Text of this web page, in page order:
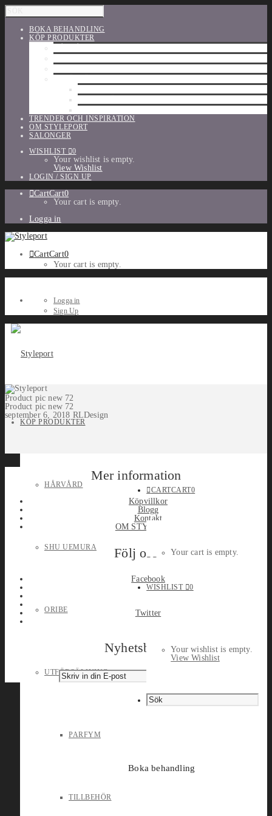
BOKA BEHANDLING
KÖP PRODUKTER
TRENDER OCH INSPIRATION
OM STYLEPORT
SALONGER
WISHLIST
0
Your wishlist is empty.
View Wishlist
LOGIN / SIGN UP
CartCart0
Your cart is empty.
Logga in
CartCart0
Your cart is empty.
Logga in
Sign Up
KÖP PRODUKTER
HÅRVÅRD
SHU UEMURA
ORIBE
UTFÖRSÄLJNING
PARFYM
TILLBEHÖR
CARTCART0
Your cart is empty.
WISHLIST 0
Your wishlist is empty.
View Wishlist
Boka behandling
Product pic new 72
Product pic new 72
september 6, 2018 RLDesign
Mer information
Köpvillkor
Blogg
Kontakt
OM STYLEPORT
Följ oss
Facebook
Twitter
Nyhetsbrev